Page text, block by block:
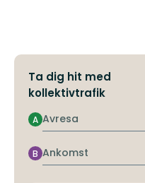
Ta dig hit med
kollektivtrafik
Avresa
A
Ankomst
B